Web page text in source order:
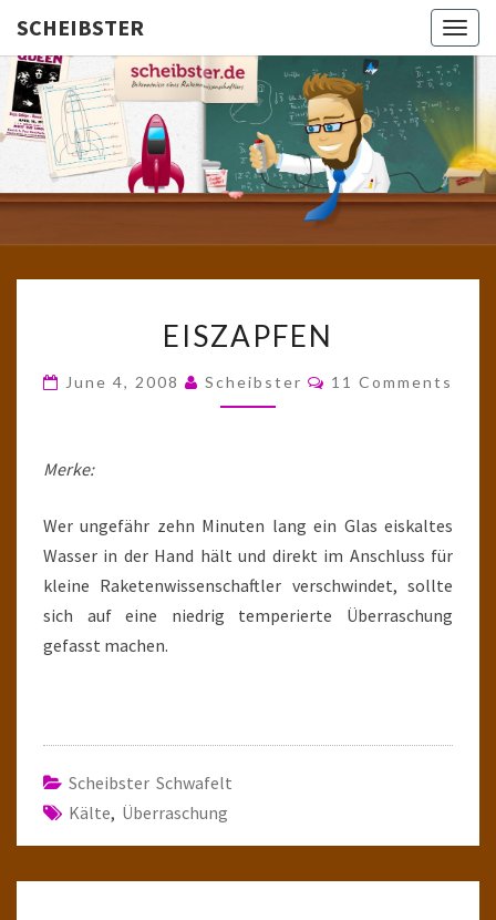
SCHEIBSTER
Gutbürgerliche
Reime Und
Mehr! In
Blogform.
School!
EISZAPFEN
June 4, 2008 Scheibster Comments
11 Comments
Merke:
Wer ungefähr zehn Minuten lang ein Glas eiskaltes
Wasser in der Hand hält und direkt im Anschluss für
kleine Raketenwissenschaftler verschwindet, sollte
sich auf eine niedrig temperierte Überraschung
gefasst machen.
Scheibster Schwafelt
Kälte, Überraschung